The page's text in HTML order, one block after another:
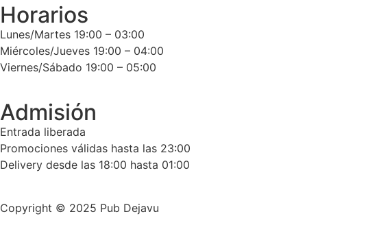
Horarios
Lunes/Martes 19:00 – 03:00
Miércoles/Jueves 19:00 – 04:00
Viernes/Sábado 19:00 – 05:00
Admisión
Entrada liberada
Promociones válidas hasta las 23:00
Delivery desde las 18:00 hasta 01:00
Copyright © 2025 Pub Dejavu